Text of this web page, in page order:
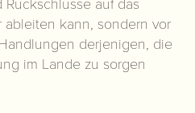
ableiten kann, sondern vor
derjenigen, die
im Lande zu sorgen